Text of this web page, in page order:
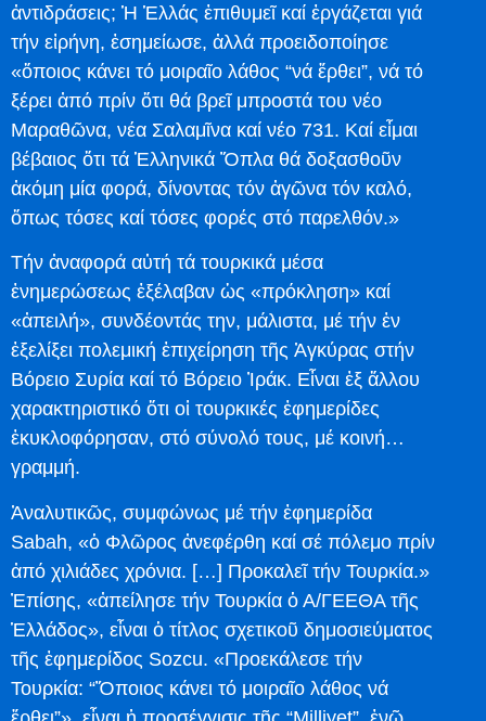
ἀντιδράσεις; Ἡ Ἑλλάς ἐπιθυμεῖ καί ἐργάζεται γιά
τήν εἰρήνη, ἐσημείωσε, ἀλλά προειδοποίησε
«ὅποιος κάνει τό μοιραῖο λάθος “νά ἔρθει”, νά τό
ξέρει ἀπό πρίν ὅτι θά βρεῖ μπροστά του νέο
Μαραθῶνα, νέα Σαλαμῖνα καί νέο 731. Καί εἶμαι
βέβαιος ὅτι τά Ἑλληνικά Ὅπλα θά δοξασθοῦν
ἀκόμη μία φορά, δίνοντας τόν ἀγῶνα τόν καλό,
ὅπως τόσες καί τόσες φορές στό παρελθόν.»
Τήν ἀναφορά αὐτή τά τουρκικά μέσα
ἐνημερώσεως ἐξέλαβαν ὡς «πρόκληση» καί
«ἀπειλή», συνδέοντάς την, μάλιστα, μέ τήν ἐν
ἐξελίξει πολεμική ἐπιχείρηση τῆς Ἀγκύρας στήν
Βόρειο Συρία καί τό Βόρειο Ἰράκ. Εἶναι ἐξ ἄλλου
χαρακτηριστικό ὅτι οἱ τουρκικές ἐφημερίδες
ἐκυκλοφόρησαν, στό σύνολό τους, μέ κοινή…
γραμμή.
Ἀναλυτικῶς, συμφώνως μέ τήν ἐφημερίδα
Sabah, «ὁ Φλῶρος ἀνεφέρθη καί σέ πόλεμο πρίν
ἀπό χιλιάδες χρόνια. […] Προκαλεῖ τήν Τουρκία.»
Ἐπίσης, «ἀπείλησε τήν Τουρκία ὁ Α/ΓΕΕΘΑ τῆς
Ἑλλάδος», εἶναι ὁ τίτλος σχετικοῦ δημοσιεύματος
τῆς ἐφημερίδος Sozcu. «Προεκάλεσε τήν
Τουρκία: “Ὅποιος κάνει τό μοιραῖο λάθος νά